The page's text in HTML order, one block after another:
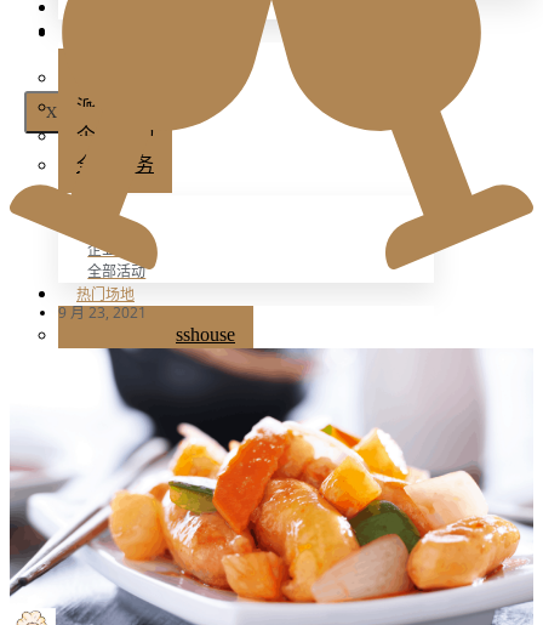
X
派对
企业活动
全部服务
企业活动
全部活动
热门场地
Ampang Glasshouse
Boathouse
Brick Studio By Metal Bees
Colony Star Boulevard KLCC
Glasshouse at Seputeh
Jardin Event Venue
KLCC, Bayswater
Mutiara Hillhomes
Puncak Dani
Puteh Subang
Summer Residence
T6 Light Box Sungai Buloh
Tanarimba, Janda Baik
9 月 23, 2021